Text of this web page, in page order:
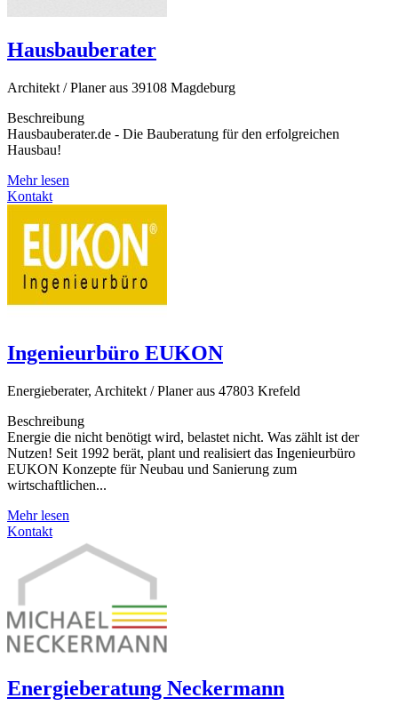
Hausbauberater
Architekt / Planer aus 39108 Magdeburg
Beschreibung
Hausbauberater.de - Die Bauberatung für den erfolgreichen
Hausbau!
Mehr lesen
Kontakt
Ingenieurbüro EUKON
Energieberater, Architekt / Planer aus 47803 Krefeld
Beschreibung
Energie die nicht benötigt wird, belastet nicht. Was zählt ist der
Nutzen! Seit 1992 berät, plant und realisiert das Ingenieurbüro
EUKON Konzepte für Neubau und Sanierung zum
wirtschaftlichen...
Mehr lesen
Kontakt
Energieberatung Neckermann